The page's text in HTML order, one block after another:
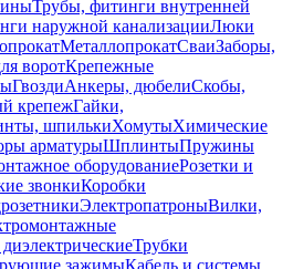
Трубы, фитинги внутренней
наружной канализацииЛюки
МеталлопрокатСваиЗаборы,
воротКрепежные
ГвоздиАнкеры, дюбелиСкобы,
крепежГайки,
шпилькиХомутыХимические
арматурыШплинтыПружины
оборудованиеРозетки и
звонкиКоробки
ЭлектропатроныВилки,
Трубки
зажимыКабель и системы